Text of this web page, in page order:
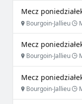
Mecz
Bourgoin-Jallieu
Mecz
Bourgoin-Jallieu
Mecz
Bourgoin-Jallieu